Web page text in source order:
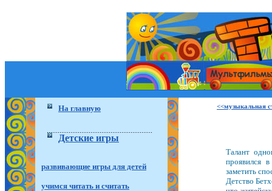
На главную
Детские игры
развивающие игры для детей
учимся читать и считать
<<музыкальная
Талант
проявился
заметить
Детство